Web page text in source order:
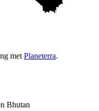
met Planeterra.
Bhutan